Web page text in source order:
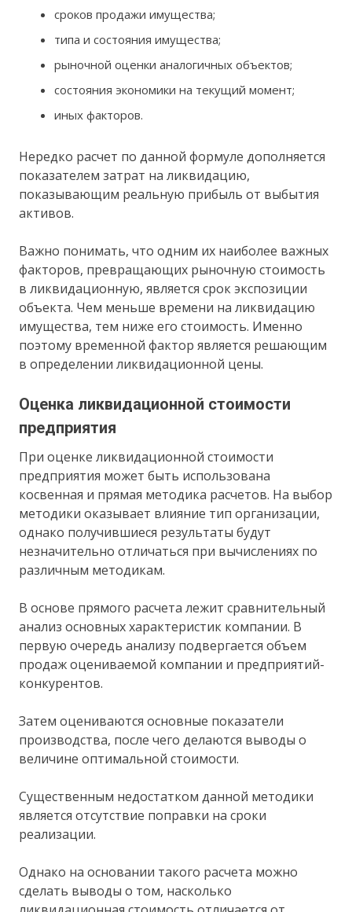
сроков продажи имущества;
типа и состояния имущества;
рыночной оценки аналогичных объектов;
состояния экономики на текущий момент;
иных факторов.
Нередко расчет по данной формуле дополняется
показателем затрат на ликвидацию,
показывающим реальную прибыль от выбытия
активов.
Важно понимать, что одним их наиболее важных
факторов, превращающих рыночную стоимость
в ликвидационную, является срок экспозиции
объекта. Чем меньше времени на ликвидацию
имущества, тем ниже его стоимость. Именно
поэтому временной фактор является решающим
в определении ликвидационной цены.
Оценка ликвидационной стоимости
предприятия
При оценке ликвидационной стоимости
предприятия может быть использована
косвенная и прямая методика расчетов. На выбор
методики оказывает влияние тип организации,
однако получившиеся результаты будут
незначительно отличаться при вычислениях по
различным методикам.
В основе прямого расчета лежит сравнительный
анализ основных характеристик компании. В
первую очередь анализу подвергается объем
продаж оцениваемой компании и предприятий-
конкурентов.
Затем оцениваются основные показатели
производства, после чего делаются выводы о
величине оптимальной стоимости.
Существенным недостатком данной методики
является отсутствие поправки на сроки
реализации.
Однако на основании такого расчета можно
сделать выводы о том, насколько